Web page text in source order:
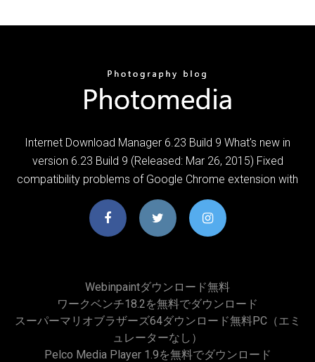
Internet Download Manager 6.23 Build 9 What's new in
version 6.23 Build 9 (Released: Mar 26, 2015) Fixed
compatibility problems of Google Chrome extension with
Webinpaintダウンロード無料
ワークベンチ18.2を無料でダウンロード
スーパーマリオブラザーズ64ダウンロード無料PC（エミ
ュレーターなし）
Pelco Media Player 1.9を無料でダウンロード